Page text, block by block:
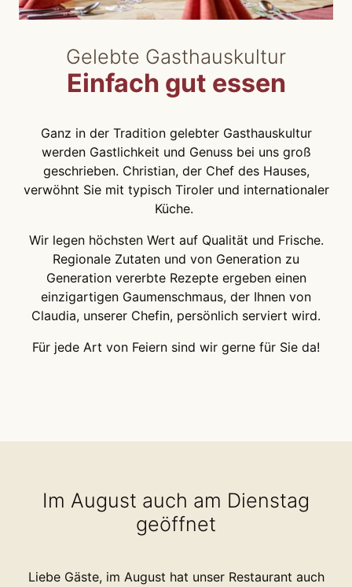
Einfach gut essen
Gelebte Gasthauskultur
Ganz in der Tradition gelebter Gasthauskultur
werden Gastlichkeit und Genuss bei uns groß
geschrieben. Christian, der Chef des Hauses,
verwöhnt Sie mit typisch Tiroler und internationaler
Küche.
Wir legen höchsten Wert auf Qualität und Frische.
Regionale Zutaten und von Generation zu
Generation vererbte Rezepte ergeben einen
einzigartigen Gaumenschmaus, der Ihnen von
Claudia, unserer Chefin, persönlich serviert wird.
Für jede Art von Feiern sind wir gerne für Sie da!
Im August auch am Dienstag
geöffnet
Liebe Gäste, im August hat unser Restaurant auch